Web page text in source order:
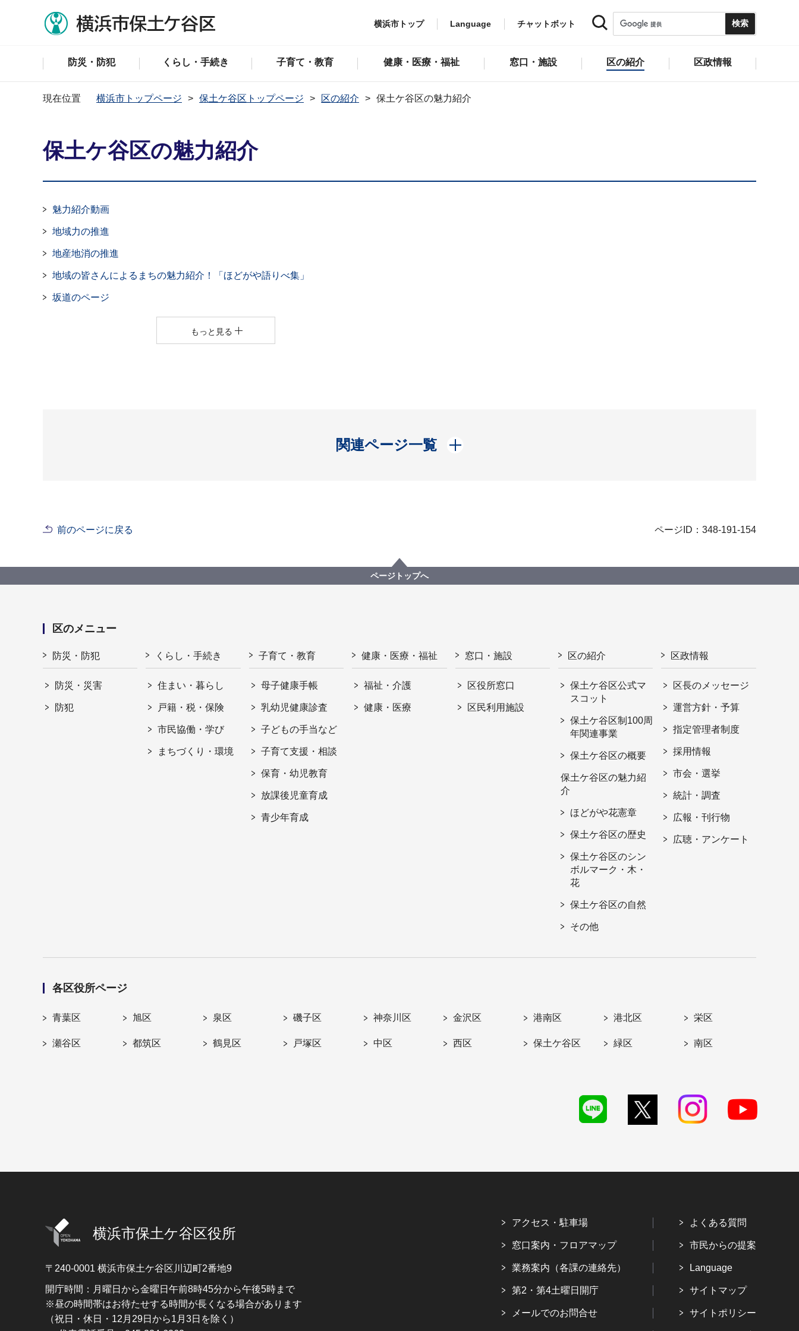
横浜市トップ Language チャットボット
防災・防犯 くらし・手続き 子育て・教育 健康・医療・福祉 窓口・施設 区の紹介 区政情報
現在位置 横浜市トップページ 保土ケ谷区トップページ 区の紹介 保土ケ谷区の魅力紹介
保土ケ谷区の魅力紹介
魅力紹介動画
地域力の推進
地産地消の推進
地域の皆さんによるまちの魅力紹介！「ほどがや語りべ集」
坂道のページ
もっと見る
関連ページ一覧
開く
前のページに戻る ページID：348-191-154
ページトップへ
区のメニュー
防災・防犯
防災・災害
防犯
くらし・手続き
住まい・暮らし
戸籍・税・保険
市民協働・学び
まちづくり・環境
子育て・教育
母子健康手帳
乳幼児健康診査
子どもの手当など
子育て支援・相談
保育・幼児教育
放課後児童育成
青少年育成
健康・医療・福祉
福祉・介護
健康・医療
窓口・施設
区役所窓口
区民利用施設
区の紹介
保土ケ谷区公式マ
スコット
保土ケ谷区制100周
年関連事業
保土ケ谷区の概要
保土ケ谷区の魅力紹
介
ほどがや花憲章
保土ケ谷区の歴史
保土ケ谷区のシン
ボルマーク・木・
花
保土ケ谷区の自然
その他
区政情報
区長のメッセージ
運営方針・予算
指定管理者制度
採用情報
市会・選挙
統計・調査
広報・刊行物
広聴・アンケート
各区役所ページ
青葉区 旭区 泉区 磯子区 神奈川区 金沢区 港南区 港北区 栄区
瀬谷区 都筑区 鶴見区 戸塚区 中区 西区 保土ケ谷区 緑区 南区
横浜市保土ケ谷区役所
〒240-0001 横浜市保土ケ谷区川辺町2番地9
開庁時間：月曜日から金曜日午前8時45分から午後5時まで
※昼の時間帯はお待たせする時間が長くなる場合があります
（祝日・休日・12月29日から1月3日を除く）
アクセス・駐車場
窓口案内・フロアマップ
業務案内（各課の連絡先）
第2・第4土曜日開庁
メールでのお問合せ
よくある質問
市民からの提案
Language
サイトマップ
サイトポリシー